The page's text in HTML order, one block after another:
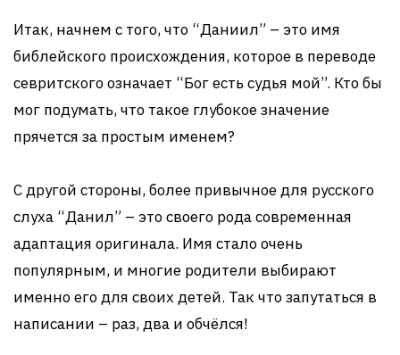
Итак, начнем с того, что “Даниил” – это имя
библейского происхождения, которое в переводе
севритского означает “Бог есть судья мой”. Кто бы
мог подумать, что такое глубокое значение
прячется за простым именем?
С другой стороны, более привычное для русского
слуха “Данил” – это своего рода современная
адаптация оригинала. Имя стало очень
популярным, и многие родители выбирают
именно его для своих детей. Так что запутаться в
написании – раз, два и обчёлся!